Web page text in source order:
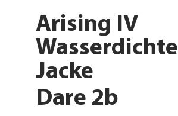
Arising IV
Wasserdichte
Jacke
Dare 2b